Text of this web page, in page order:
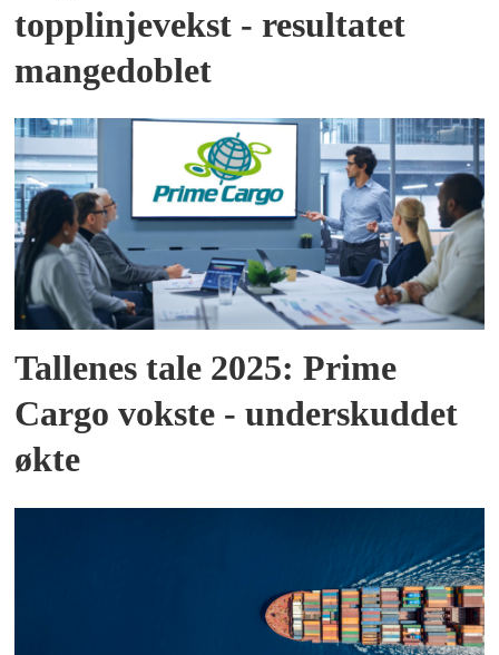
topplinjevekst - resultatet
mangedoblet
Tallenes tale 2025: Prime
Cargo vokste - underskuddet
økte